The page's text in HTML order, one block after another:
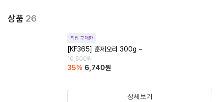
상품 26
직접 구매한
[KF365] 훈제오리 300g ~
10,500원
35% 6,740원
상세보기